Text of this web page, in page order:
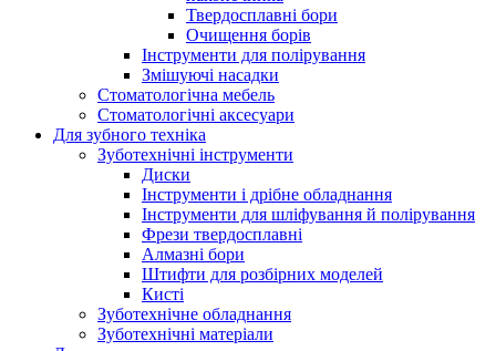
Твердосплавні бори
Очищення борів
Інструменти для полірування
Змішуючі насадки
Стоматологічна мебель
Стоматологічні аксесуари
Для зубного техніка
Зуботехнічні інструменти
Диски
Інструменти і дрібне обладнання
Інструменти для шліфування й полірування
Фрези твердосплавні
Алмазні бори
Штифти для розбірних моделей
Кисті
Зуботехнічне обладнання
Зуботехнічні матеріали